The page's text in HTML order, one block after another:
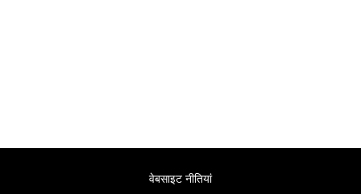
वेबसाइट नीतियां